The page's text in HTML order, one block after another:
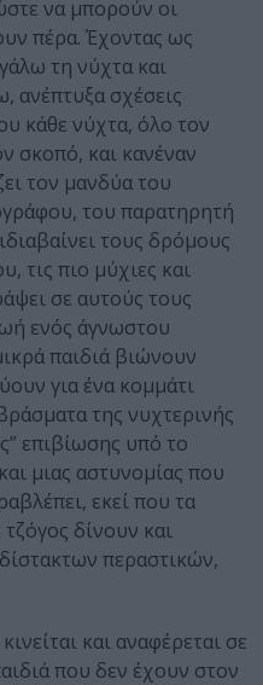
να μπορούν οι
πέρα. Έχοντας ως
τη νύχτα και
ανέπτυξα σχέσεις
κάθε νύχτα, όλο τον
σκοπό, και κανέναν
τον μανδύα του
του παρατηρητή
τους δρόμους
τις πιο μύχιες και
σε αυτούς τους
ενός άγνωστου
παιδιά βιώνουν
για ένα κομμάτι
της νυχτερινής
επιβίωσης υπό το
μιας αστυνομίας που
εκεί που τα
δίνουν και
περαστικών,
και αναφέρεται σε
που δεν έχουν στον